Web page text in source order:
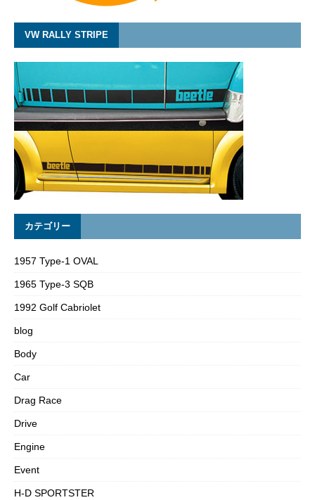
VW RALLY STRIPE
カテゴリー
1957 Type-1 OVAL
1965 Type-3 SQB
1992 Golf Cabriolet
blog
Body
Car
Drag Race
Drive
Engine
Event
H-D SPORTSTER